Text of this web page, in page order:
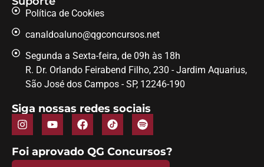
Política de Cookies
canaldoaluno@qgconcursos.net
Segunda a Sexta-feira, de 09h às 18h
R. Dr. Orlando Feirabend Filho, 230 - Jardim Aquarius,
São José dos Campos - SP, 12246-190
Siga nossas redes sociais
Foi aprovado QG Concursos?